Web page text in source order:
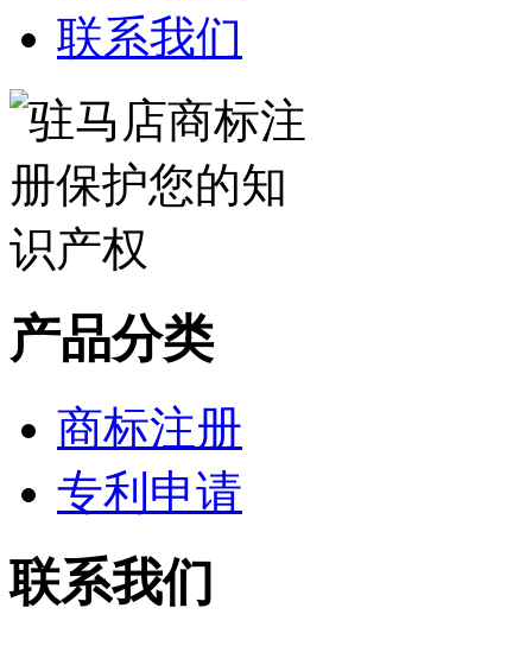
联系我们
产品分类
商标注册
专利申请
联系我们